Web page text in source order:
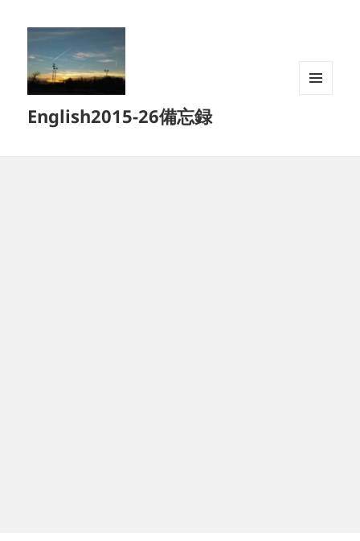
English2015-26備忘録